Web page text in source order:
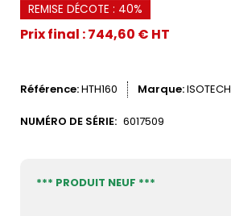
REMISE DÉCOTE : 40%
Prix final : 744,60 € HT
Référence HTH160 Marque ISOTECH
NUMÉRO DE SÉRIE: 6017509
*** PRODUIT NEUF ***